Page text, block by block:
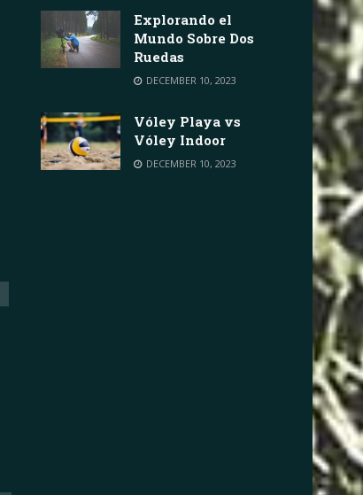
Explorando el
Mundo Sobre Dos
Ruedas
DECEMBER 10, 2023
Vóley Playa vs
Vóley Indoor
DECEMBER 10, 2023